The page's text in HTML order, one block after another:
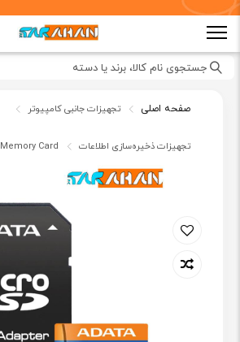
جستجوی نام کالا، برند یا دسته
صفحه اصلی تجهیزات جانبی کامپیوتر
تجهیزات ذخیره‌سازی اطلاعات کارت حافظه Memory Card